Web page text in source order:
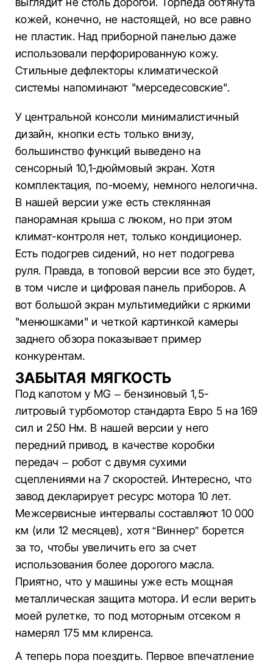
кожей, конечно, не настоящей, но все равно
не пластик. Над приборной панелью даже
использовали перфорированную кожу.
Стильные дефлекторы климатической
системы напоминают "мерседесовские".
У центральной консоли минималистичный
дизайн, кнопки есть только внизу,
большинство функций выведено на
сенсорный 10,1-дюймовый экран. Хотя
комплектация, по-моему, немного нелогична.
В нашей версии уже есть стеклянная
панорамная крыша с люком, но при этом
климат-контроля нет, только кондиционер.
Есть подогрев сидений, но нет подогрева
руля. Правда, в топовой версии все это будет,
в том числе и цифровая панель приборов. А
вот большой экран мультимедийки с яркими
"менюшками" и четкой картинкой камеры
заднего обзора показывает пример
конкурентам.
ЗАБЫТАЯ МЯГКОСТЬ
Под капотом у MG – бензиновый 1,5-
литровый турбомотор стандарта Евро 5 на 169
сил и 250 Нм. В нашей версии у него
передний привод, в качестве коробки
передач – робот с двумя сухими
сцеплениями на 7 скоростей. Интересно, что
завод декларирует ресурс мотора 10 лет.
Межсервисные интервалы составляют 10 000
км (или 12 месяцев), хотя “Виннер” борется
за то, чтобы увеличить его за счет
использования более дорогого масла.
Приятно, что у машины уже есть мощная
металлическая защита мотора. И если верить
моей рулетке, то под моторным отсеком я
намерял 175 мм клиренса.
А теперь пора поездить. Первое впечатление